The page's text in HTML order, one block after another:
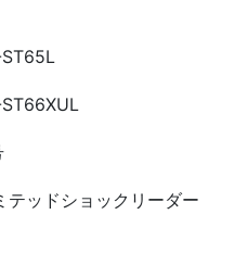
ッドショックリーダー